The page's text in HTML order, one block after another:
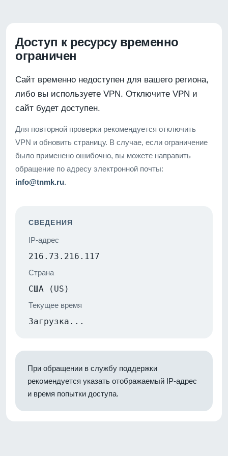
Доступ к ресурсу временно
ограничен
Сайт временно недоступен для вашего региона,
либо вы используете VPN. Отключите VPN и
сайт будет доступен.
Для повторной проверки рекомендуется отключить
VPN и обновить страницу. В случае, если ограничение
было применено ошибочно, вы можете направить
обращение по адресу электронной почты:
info@tnmk.ru.
СВЕДЕНИЯ
IP-адрес
216.73.216.117
Страна
США (US)
Текущее время
Загрузка...
При обращении в службу поддержки
рекомендуется указать отображаемый IP-адрес
и время попытки доступа.